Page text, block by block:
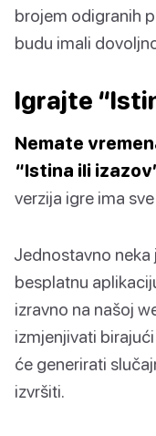
brojem odigranih
budu imali
Igrajte
Nemate
“Istina ili
verzija igre ima
Jednostavno neka
besplatnu
izravno na našoj
izmjenjivati
će generirati
izvršiti.